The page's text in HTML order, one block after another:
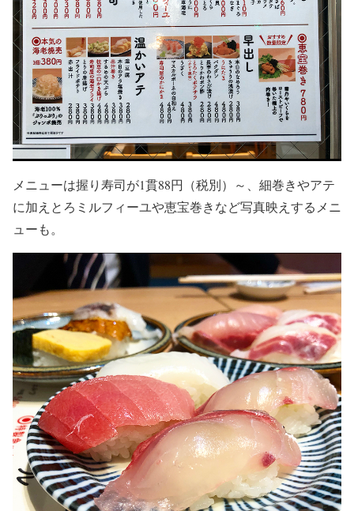
メニューは握り寿司が1貫88円（税別）～、細巻きやアテ
に加えとろミルフィーユや恵宝巻きなど写真映えするメニ
ューも。